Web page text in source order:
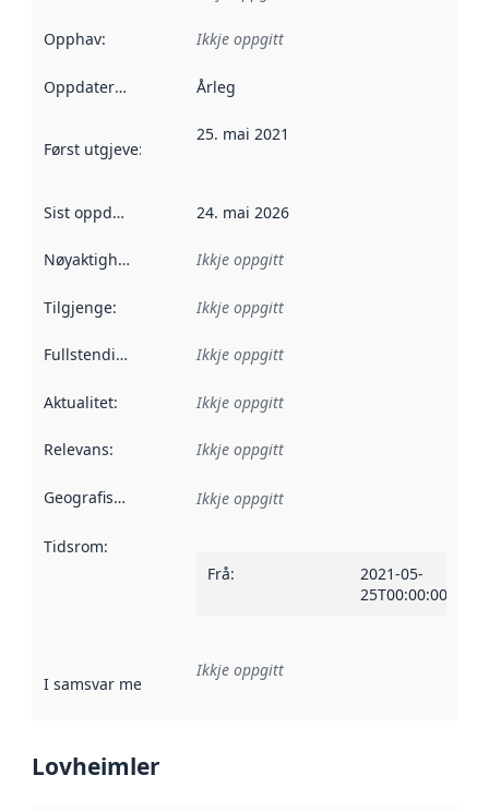
Opphav: Ikkje oppgitt
Oppdateringsfrekvens :
Årleg
Først utgjeve:
25. mai 2021
Sist oppdatert 24. mai 2026
Nøyaktigheit Ikkje oppgitt
Tilgjenge: Ikkje oppgitt
Fullstendigheit Ikkje oppgitt
Aktualitet: Ikkje oppgitt
Relevans: Ikkje oppgitt
Geografisk område Ikkje oppgitt
Tidsrom:
Frå:
2021-05-
25T00:00:00Z
I samsvar med Referanse til ei implementeringsregel eller
Ikkje oppgitt
Lovheimler